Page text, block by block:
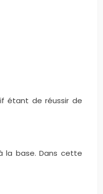
étant de réussir de
la base. Dans cette